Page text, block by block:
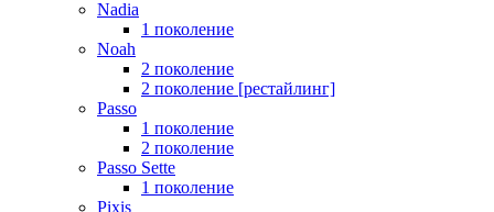
Nadia
1 поколение
Noah
2 поколение
2 поколение [рестайлинг]
Passo
1 поколение
2 поколение
Passo Sette
1 поколение
Pixis